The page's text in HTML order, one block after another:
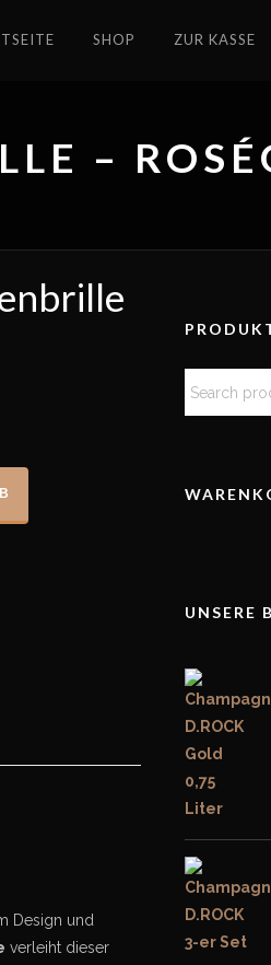
SHOP ZUR KASSE
–
Design und
verleiht dieser
UNSERE